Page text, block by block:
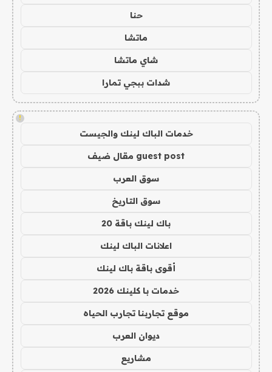
حنا
ماتشا
شاي ماتشا
شدات ببجي تمارا
!
خدمات الباك لينك والجيست
guest post مقال ضيف
سوق العرب
سوق التاريخ
باك لينك باقة 20
اعلانات الباك لينك
أقوى باقة باك لينك
خدمات با كلينك 2026
موقع تجاربنا تجارب الحياه
ديوان العرب
مشاريع